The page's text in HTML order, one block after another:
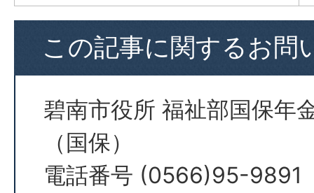
この記事に関するお問
碧南市役所 福祉部国保年
（国保）
電話番号 (0566)95-9891